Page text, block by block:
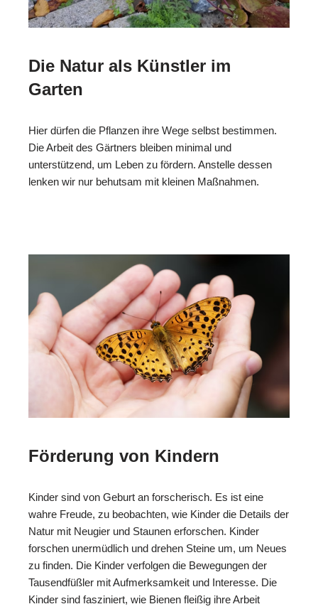
Die Natur als Künstler im
Garten
Hier dürfen die Pflanzen ihre Wege selbst bestimmen.
Die Arbeit des Gärtners bleiben minimal und
unterstützend, um Leben zu fördern. Anstelle dessen
lenken wir nur behutsam mit kleinen Maßnahmen.
Förderung von Kindern
Kinder sind von Geburt an forscherisch. Es ist eine
wahre Freude, zu beobachten, wie Kinder die Details der
Natur mit Neugier und Staunen erforschen. Kinder
forschen unermüdlich und drehen Steine um, um Neues
zu finden. Die Kinder verfolgen die Bewegungen der
Tausendfüßler mit Aufmerksamkeit und Interesse. Die
Kinder sind fasziniert, wie Bienen fleißig ihre Arbeit